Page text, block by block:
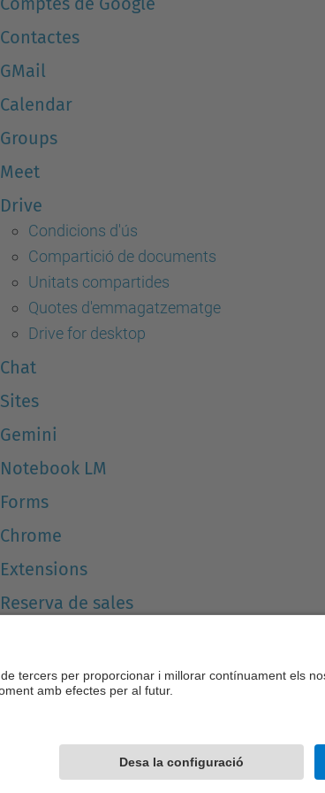
Contactes
GMail
Calendar
Groups
Meet
Drive
Condicions d'ús
Compartició de documents
Unitats compartides
Quotes d'emmagatzematge
Drive for desktop
Chat
Sites
Gemini
Notebook LM
Forms
Chrome
Extensions
Reserva de sales
Desenvolupat amb